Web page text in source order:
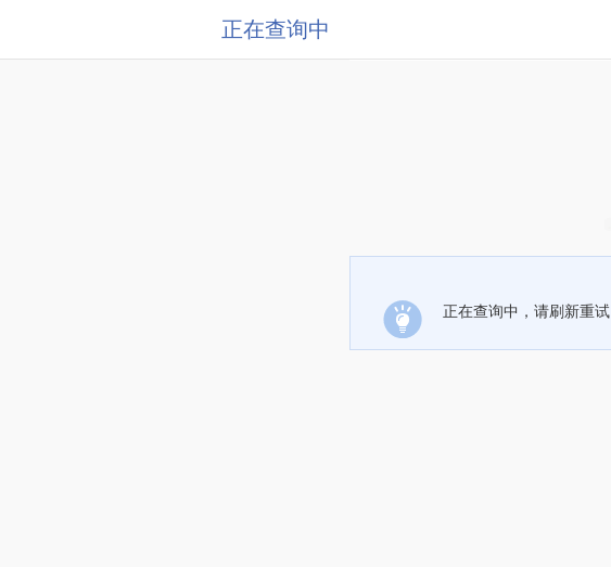
正在查询中
正在查询中，请刷新重试